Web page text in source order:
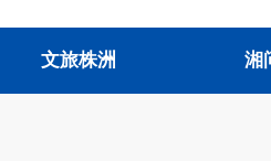
文旅株洲 湘